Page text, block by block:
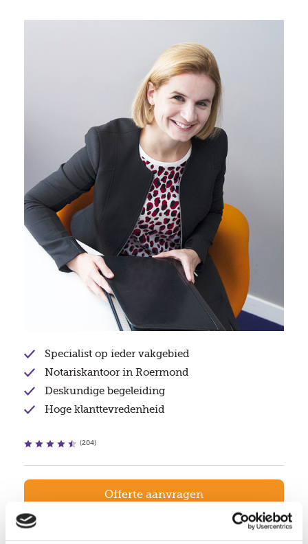
Specialist op ieder vakgebied
Notariskantoor in Roermond
Deskundige begeleiding
Hoge klanttevredenheid
(204)
Offerte aanvragen